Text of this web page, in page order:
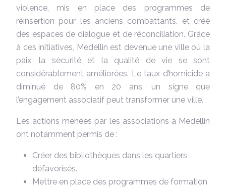
violence, mis en place des programmes de
réinsertion pour les anciens combattants, et créé
des espaces de dialogue et de réconciliation. Grâce
à ces initiatives, Medellin est devenue une ville où la
paix, la sécurité et la qualité de vie se sont
considérablement améliorées. Le taux d’homicide a
diminué de 80% en 20 ans, un signe que
l’engagement associatif peut transformer une ville.
Les actions menées par les associations à Medellin
ont notamment permis de :
Créer des bibliothèques dans les quartiers
défavorisés.
Mettre en place des programmes de formation